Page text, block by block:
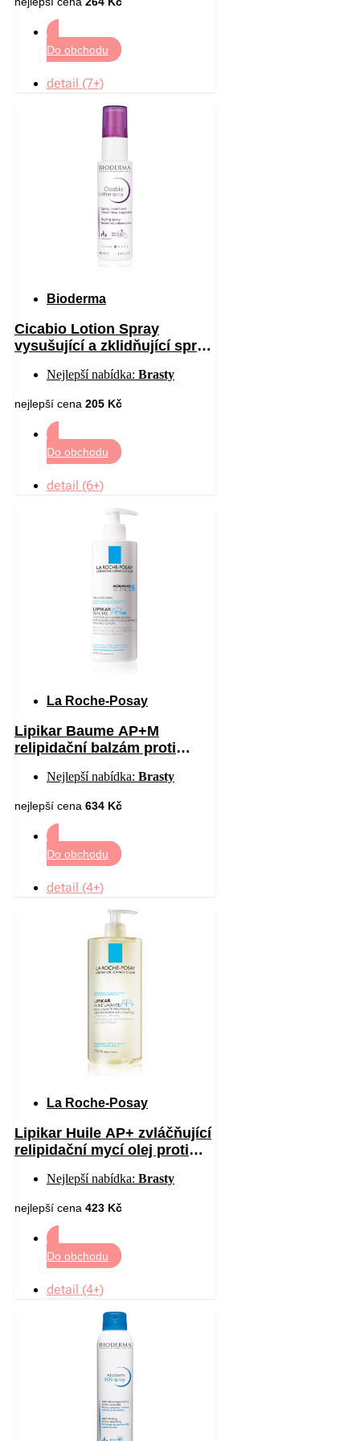
Do obchodu
detail (7+)
Bioderma
Cicabio Lotion Spray
vysušující a zklidňující sprej
Nejlepší nabídka: Brasty
nejlepší cena 205 Kč
Do obchodu
detail (6+)
La Roche-Posay
Lipikar Baume AP+M
relipidační balzám proti
pokožky 400 ml
Nejlepší nabídka: Brasty
nejlepší cena 634 Kč
Do obchodu
detail (4+)
La Roche-Posay
Lipikar Huile AP+ zvláčňující
relipidační mycí olej proti
Nejlepší nabídka: Brasty
nejlepší cena 423 Kč
Do obchodu
detail (4+)